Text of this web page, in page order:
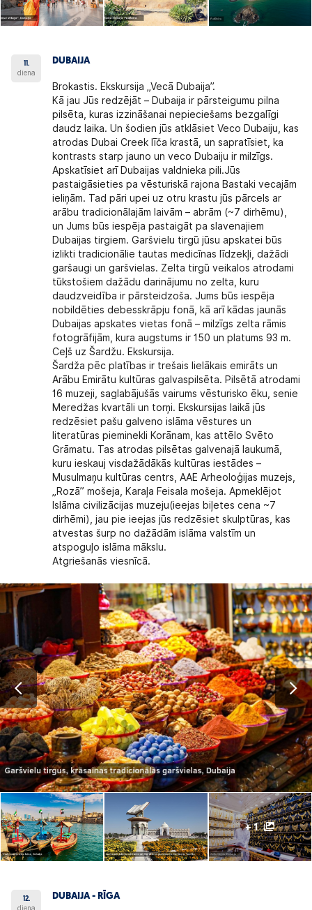
11.
diena
DUBAIJA
Brokastis. Ekskursija „Vecā Dubaija”.
Kā jau Jūs redzējāt – Dubaija ir pārsteigumu pilna
pilsēta, kuras izzināšanai nepieciešams bezgalīgi
daudz laika. Un šodien jūs atklāsiet Veco Dubaiju, kas
atrodas Dubai Creek līča krastā, un sapratīsiet, ka
kontrasts starp jauno un veco Dubaiju ir milzīgs.
Apskatīsiet arī Dubaijas valdnieka pili.Jūs
pastaigāsieties pa vēsturiskā rajona Bastaki vecajām
ieliņām. Tad pāri upei uz otru krastu jūs pārcels ar
arābu tradicionālajām laivām – abrām (~7 dirhēmu),
un Jums būs iespēja pastaigāt pa slavenajiem
Dubaijas tirgiem. Garšvielu tirgū jūsu apskatei būs
izlikti tradicionālie tautas medicīnas līdzekļi, dažādi
garšaugi un garšvielas. Zelta tirgū veikalos atrodami
tūkstošiem dažādu darinājumu no zelta, kuru
daudzveidība ir pārsteidzoša. Jums būs iespēja
nobildēties debesskrāpju fonā, kā arī kādas jaunās
Dubaijas apskates vietas fonā – milzīgs zelta rāmis
fotogrāfijām, kura augstums ir 150 un platums 93 m.
Ceļš uz Šardžu. Ekskursija.
Šardža pēc platības ir trešais lielākais emirāts un
Arābu Emirātu kultūras galvaspilsēta. Pilsētā atrodami
16 muzeji, saglabājušās vairums vēsturisko ēku, senie
Meredžas kvartāli un torņi. Ekskursijas laikā jūs
redzēsiet pašu galveno islāma vēstures un
literatūras pieminekli Korānam, kas attēlo Svēto
Grāmatu. Tas atrodas pilsētas galvenajā laukumā,
kuru ieskauj visdažādākās kultūras iestādes –
Musulmaņu kultūras centrs, AAE Arheoloģijas muzejs,
„Rozā” mošeja, Karaļa Feisala mošeja. Apmeklējot
Islāma civilizācijas muzeju(ieejas biļetes cena ~7
dirhēmi), jau pie ieejas jūs redzēsiet skulptūras, kas
atvestas šurp no dažādām islāma valstīm un
atspoguļo islāma mākslu.
Atgriešanās viesnīcā.
+ 1
12.
diena
DUBAIJA - RĪGA